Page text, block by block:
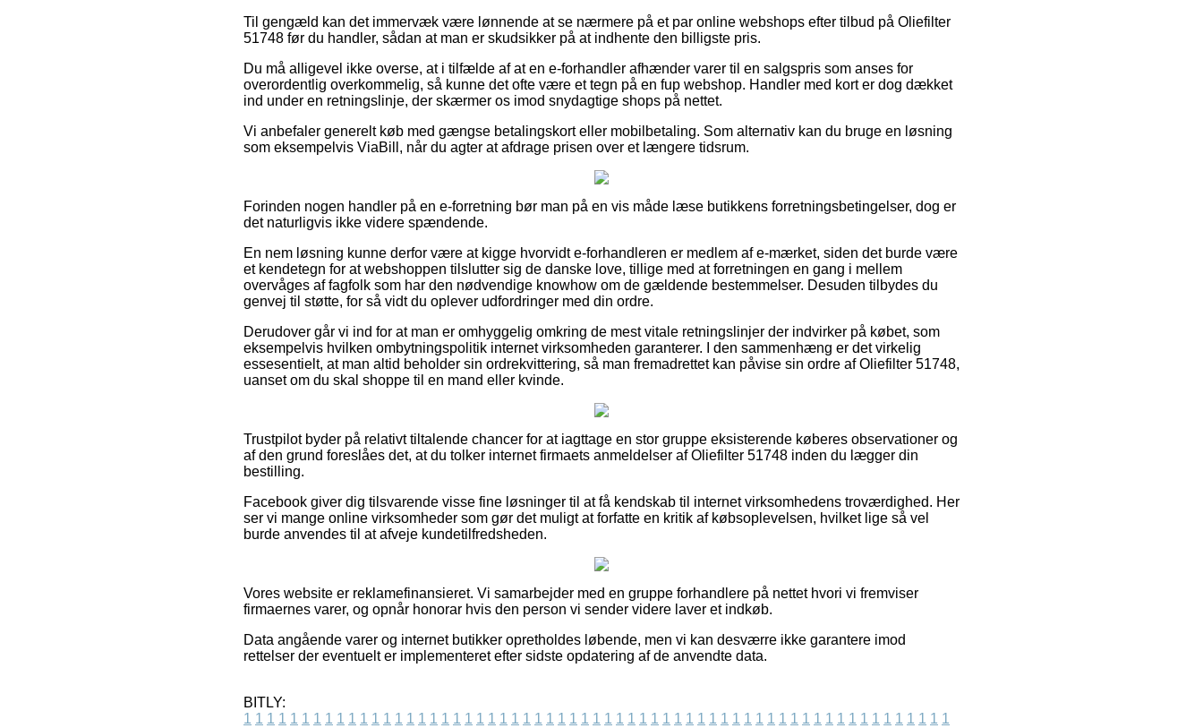
Til gengæld kan det immervæk være lønnende at se nærmere på et par online webshops efter tilbud på Oliefilter
51748 før du handler, sådan at man er skudsikker på at indhente den billigste pris.
Du må alligevel ikke overse, at i tilfælde af at en e-forhandler afhænder varer til en salgspris som anses for
overordentlig overkommelig, så kunne det ofte være et tegn på en fup webshop. Handler med kort er dog dækket
ind under en retningslinje, der skærmer os imod snydagtige shops på nettet.
Vi anbefaler generelt køb med gængse betalingskort eller mobilbetaling. Som alternativ kan du bruge en løsning
som eksempelvis ViaBill, når du agter at afdrage prisen over et længere tidsrum.
Forinden nogen handler på en e-forretning bør man på en vis måde læse butikkens forretningsbetingelser, dog er
det naturligvis ikke videre spændende.
En nem løsning kunne derfor være at kigge hvorvidt e-forhandleren er medlem af e-mærket, siden det burde være
et kendetegn for at webshoppen tilslutter sig de danske love, tillige med at forretningen en gang i mellem
overvåges af fagfolk som har den nødvendige knowhow om de gældende bestemmelser. Desuden tilbydes du
genvej til støtte, for så vidt du oplever udfordringer med din ordre.
Derudover går vi ind for at man er omhyggelig omkring de mest vitale retningslinjer der indvirker på købet, som
eksempelvis hvilken ombytningspolitik internet virksomheden garanterer. I den sammenhæng er det virkelig
essesentielt, at man altid beholder sin ordrekvittering, så man fremadrettet kan påvise sin ordre af Oliefilter 51748,
uanset om du skal shoppe til en mand eller kvinde.
Trustpilot byder på relativt tiltalende chancer for at iagttage en stor gruppe eksisterende køberes observationer og
af den grund foreslåes det, at du tolker internet firmaets anmeldelser af Oliefilter 51748 inden du lægger din
bestilling.
Facebook giver dig tilsvarende visse fine løsninger til at få kendskab til internet virksomhedens troværdighed. Her
ser vi mange online virksomheder som gør det muligt at forfatte en kritik af købsoplevelsen, hvilket lige så vel
burde anvendes til at afveje kundetilfredsheden.
Vores website er reklamefinansieret. Vi samarbejder med en gruppe forhandlere på nettet hvori vi fremviser
firmaernes varer, og opnår honorar hvis den person vi sender videre laver et indkøb.
Data angående varer og internet butikker opretholdes løbende, men vi kan desværre ikke garantere imod
rettelser der eventuelt er implementeret efter sidste opdatering af de anvendte data.
BITLY:
1 1 1 1 1 1 1 1 1 1 1 1 1 1 1 1 1 1 1 1 1 1 1 1 1 1 1 1 1 1 1 1 1 1 1 1 1 1 1 1 1 1 1 1 1 1 1 1 1 1 1 1 1 1 1 1 1 1 1 1 1